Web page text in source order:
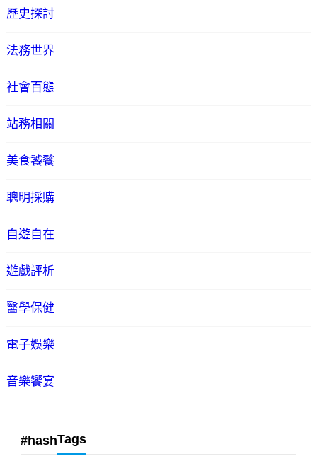
歷史探討
法務世界
社會百態
站務相關
美食饕餮
聰明採購
自遊自在
遊戲評析
醫學保健
電子娛樂
音樂饗宴
#hashTags